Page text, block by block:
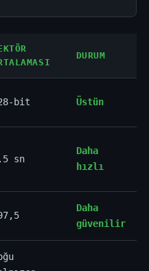
DURUM
bit Üstün
sn
Daha
hızlı
Daha
güvenilir